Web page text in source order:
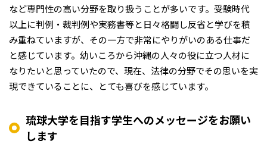
など専門性の高い分野を取り扱うことが多いです。受験時代
以上に判例・裁判例や実務書等と日々格闘し反省と学びを積
み重ねていますが、その一方で非常にやりがいのある仕事だ
と感じています。幼いころから沖縄の人々の役に立つ人材に
なりたいと思っていたので、現在、法律の分野でその思いを実
現できていることに、とても喜びを感じています。
琉球大学を目指す学生へのメッセージをお願い
します